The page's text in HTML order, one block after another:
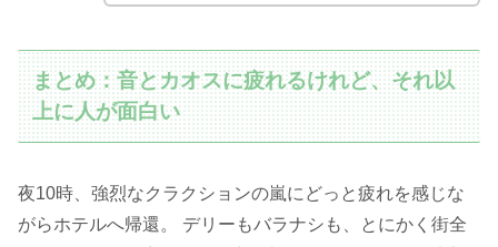
まとめ：音とカオスに疲れるけれど、それ以
上に人が面白い
夜10時、強烈なクラクションの嵐にどっと疲れを感じな
がらホテルへ帰還。 デリーもバラナシも、とにかく街全